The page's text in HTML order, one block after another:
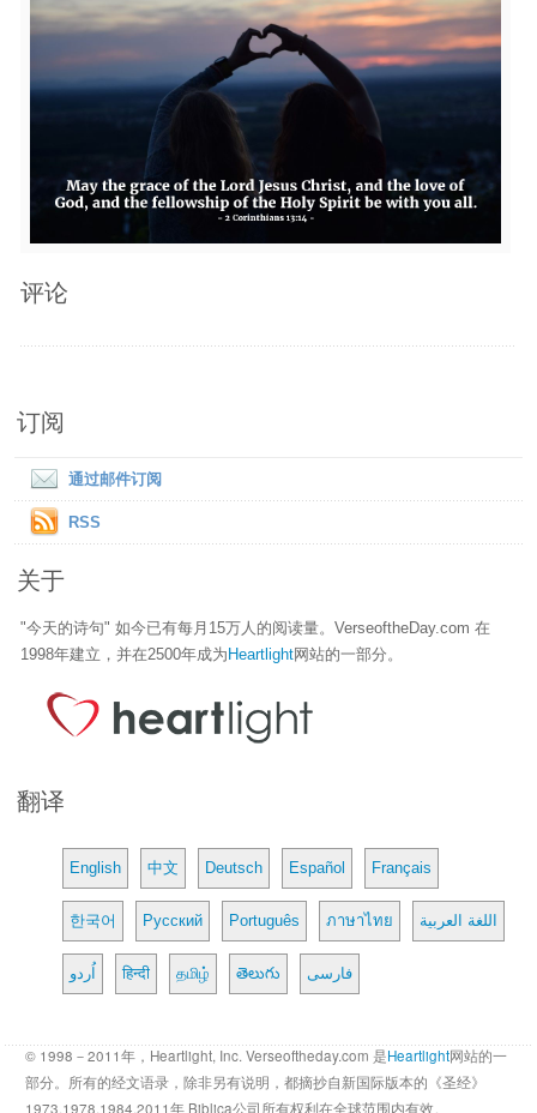
评论
订阅
通过邮件订阅
RSS
关于
"今天的诗句" 如今已有每月15万人的阅读量。VerseoftheDay.com 在
1998年建立，并在2500年成为Heartlight网站的一部分。
翻译
English 中文 Deutsch Español Français
한국어 Русский Português ภาษาไทย اللغة العربية
اُردو हिन्दी தமிழ் తెలుగు فارسی
© 1998－2011年，Heartlight, Inc. Verseoftheday.com 是Heartlight网站的一
部分。所有的经文语录，除非另有说明，都摘抄自新国际版本的《圣经》
1973,1978,1984,2011年 Biblica公司所有权利在全球范围内有效。